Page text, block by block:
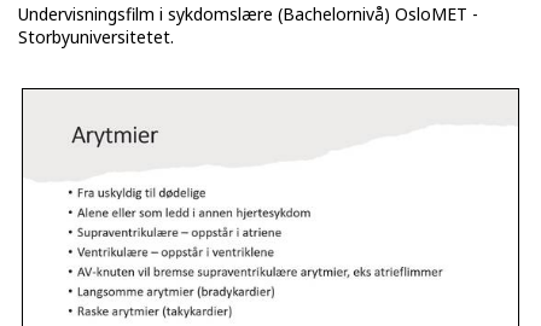
Undervisningsfilm i sykdomslære (Bachelornivå) OsloMET -
Storbyuniversitetet.